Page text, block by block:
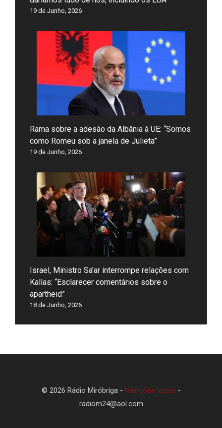
19 de Junho, 2026
Rama sobre a adesão da Albânia à UE: “Somos
como Romeu sob a janela de Julieta”
19 de Junho, 2026
Israel, Ministro Sa’ar interrompe relações com
Kallas: “Esclarecer comentários sobre o
apartheid”
18 de Junho, 2026
© 2026 Rádio Miróbriga - Menções legais -
radiom24@aol.com